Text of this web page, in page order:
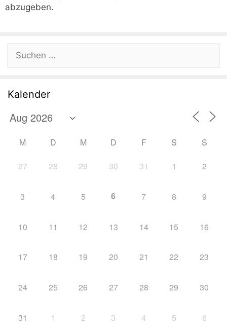
abzugeben.
nach:
Kalender
M D M D F S S
27 28 29 30 31 1 2
3 4 5 6 7 8 9
10 11 12 13 14 15 16
17 18 19 20 21 22 23
24 25 26 27 28 29 30
31 1 2 3 4 5 6